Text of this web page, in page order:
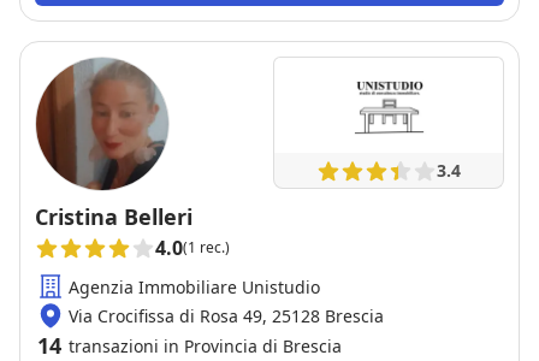
nostri parenti hanno acquisito casa tramite Lei. Ma
trasparenza e la preparazione. Insomma una
professionista preparata e disponibile che ha saputo
gestire ogni fase del nostro acquisto.
3.4
Cristina Belleri
4.0(1 rec.)
Agenzia Immobiliare Unistudio
Via Crocifissa di Rosa 49, 25128 Brescia
14 transazioni in Provincia di Brescia